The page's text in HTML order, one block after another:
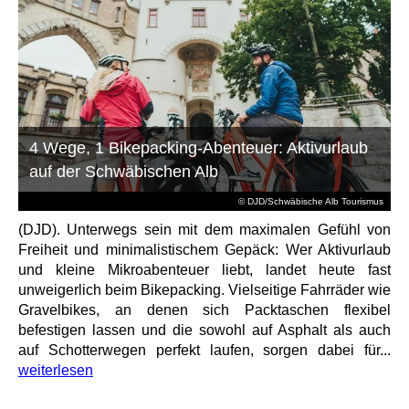
© DJD/Schwäbische Alb Tourismus
4 Wege, 1 Bikepacking-Abenteuer: Aktivurlaub
auf der Schwäbischen Alb
(DJD). Unterwegs sein mit dem maximalen Gefühl von
Freiheit und minimalistischem Gepäck: Wer Aktivurlaub
und kleine Mikroabenteuer liebt, landet heute fast
unweigerlich beim Bikepacking. Vielseitige Fahrräder wie
Gravelbikes, an denen sich Packtaschen flexibel
befestigen lassen und die sowohl auf Asphalt als auch
auf Schotterwegen perfekt laufen, sorgen dabei für...
weiterlesen